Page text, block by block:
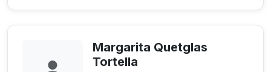
Margarita Quetglas
Tortella